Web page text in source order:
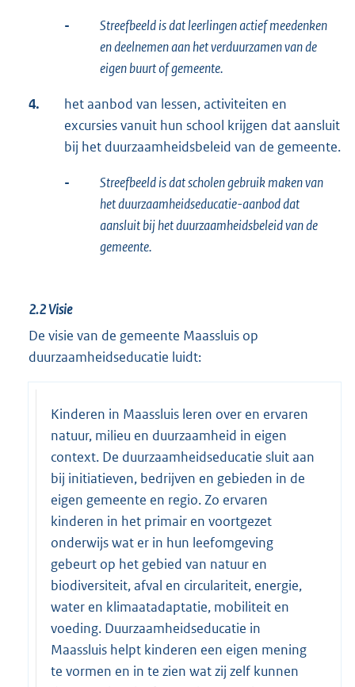
-
Streefbeeld is dat leerlingen actief meedenken
en deelnemen aan het verduurzamen van de
eigen buurt of gemeente.
4.
het aanbod van lessen, activiteiten en
excursies vanuit hun school krijgen dat aansluit
bij het duurzaamheidsbeleid van de gemeente.
-
Streefbeeld is dat scholen gebruik maken van
het duurzaamheidseducatie-aanbod dat
aansluit bij het duurzaamheidsbeleid van de
gemeente.
2.2Visie
De visie van de gemeente Maassluis op
duurzaamheidseducatie luidt:
Kinderen in Maassluis leren over en ervaren
natuur, milieu en duurzaamheid in eigen
context. De duurzaamheidseducatie sluit aan
bij initiatieven, bedrijven en gebieden in de
eigen gemeente en regio. Zo ervaren
kinderen in het primair en voortgezet
onderwijs wat er in hun leefomgeving
gebeurt op het gebied van natuur en
biodiversiteit, afval en circulariteit, energie,
water en klimaatadaptatie, mobiliteit en
voeding. Duurzaamheidseducatie in
Maassluis helpt kinderen een eigen mening
te vormen en in te zien wat zij zelf kunnen